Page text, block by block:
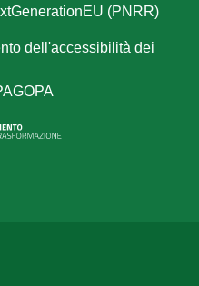
(PNRR)
dell'accessibilità dei